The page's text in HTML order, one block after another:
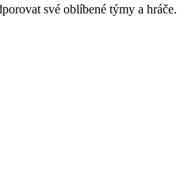
své oblíbené týmy a hráče.